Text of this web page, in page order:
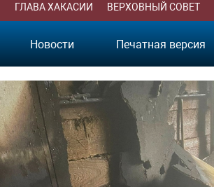
ГЛАВА ХАКАСИИ ВЕРХОВНЫЙ СОВЕТ
Новости Печатная версия